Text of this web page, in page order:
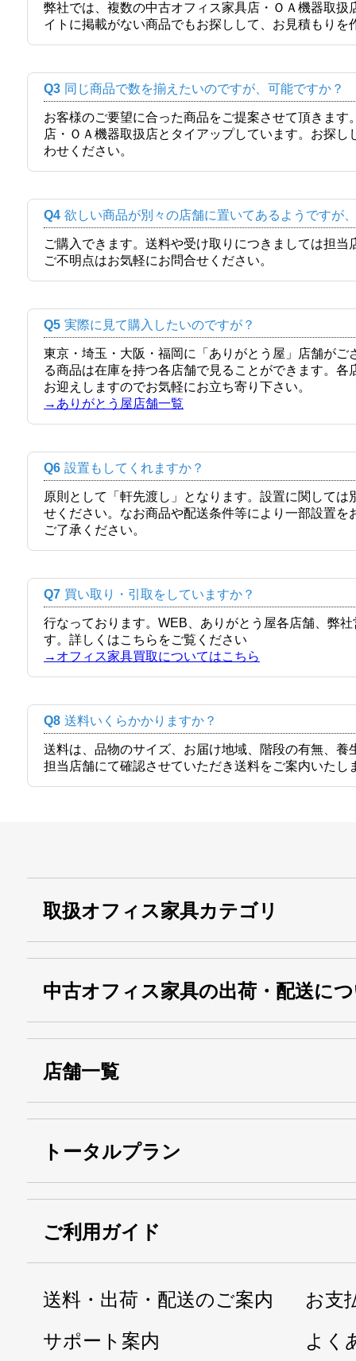
弊社では、複数の中古オフィス家具店・ＯＡ機器取
イトに掲載がない商品でもお探しして、お見積もりを
Q3 同じ商品で数を揃えたいのですが、可能ですか？
お客様のご要望に合った商品をご提案させて頂きま
店・ＯＡ機器取扱店とタイアップしています。お探
わせください。
Q4 欲しい商品が別々の店舗に置いてあるようですが
ご購入できます。送料や受け取りにつきましては担
ご不明点はお気軽にお問合せください。
Q5 実際に見て購入したいのですが？
東京・埼玉・大阪・福岡に「ありがとう屋」店舗が
る商品は在庫を持つ各店舗で見ることができます。
お迎えしますのでお気軽にお立ち寄り下さい。
→ありがとう屋店舗一覧
Q6 設置もしてくれますか？
原則として「軒先渡し」となります。設置に関して
せください。なお商品や配送条件等により一部設置
ご了承ください。
Q7 買い取り・引取をしていますか？
行なっております。WEB、ありがとう屋各店舗、弊
す。詳しくはこちらをご覧ください
→オフィス家具買取についてはこちら
Q8 送料いくらかかりますか？
送料は、品物のサイズ、お届け地域、階段の有無、
担当店舗にて確認させていただき送料をご案内いたし
取扱オフィス家具カテゴリ
中古オフィス家具の出荷・配送に
店舗一覧
トータルプラン
ご利用ガイド
送料・出荷・配送のご案内
お支
サポート案内
よく